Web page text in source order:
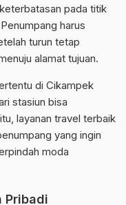
pada titik
harus
turun tetap
alamat tujuan.
di Cikampek
stasiun bisa
layanan travel terbaik
yang ingin
moda
Pribadi